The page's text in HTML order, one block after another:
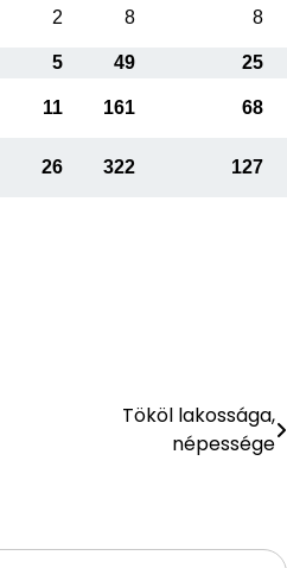
2 8 8
5 49
25
11 161 68
26 322 127
Tököl lakossága,
népessége